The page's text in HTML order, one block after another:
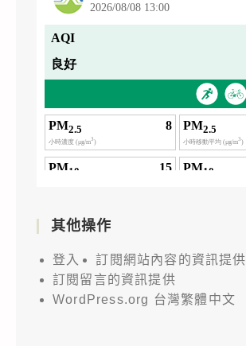
其他操作
登入
訂閱網站內容的資訊提供
訂閱留言的資訊提供
WordPress.org 台灣繁體中文